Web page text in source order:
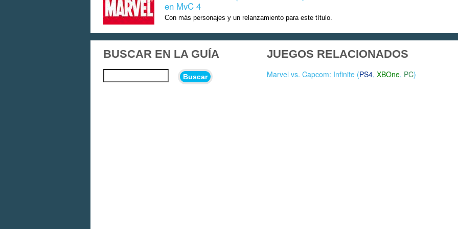
en MvC 4
Con más personajes y un relanzamiento para este título.
BUSCAR EN LA GUÍA
Buscar
JUEGOS RELACIONADOS
Marvel vs. Capcom: Infinite (PS4, XBOne, PC)